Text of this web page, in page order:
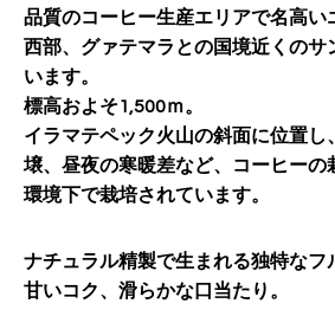
品質のコーヒー生産エリアで名高い
西部、グァテマラとの国境近くのサ
います。
標高およそ1,500ｍ。
イラマテペック火山の斜面に位置し
壌、昼夜の寒暖差など、コーヒーの
環境下で栽培されています。
ナチュラル精製で生まれる独特なフ
甘いコク、滑らかな口当たり。